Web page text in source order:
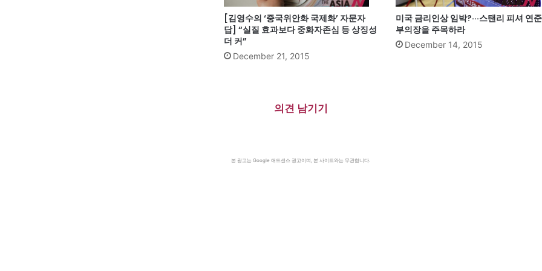
[김영수의 ‘중국위안화 국제화’ 자문자
답] “실질 효과보다 중화자존심 등 상징성
더 커”
December 21, 2015
미국 금리인상 임박?···스탠리 피셔 연준
부의장을 주목하라
December 14, 2015
의견 남기기
본 광고는 Google 애드센스 광고이며, 본 사이트와는 무관합니다.